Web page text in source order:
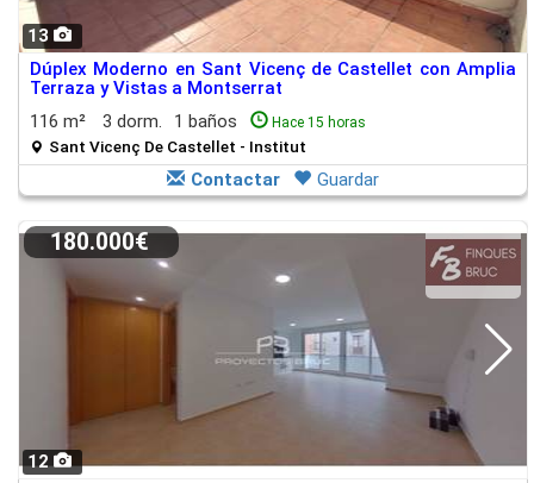
13
Dúplex Moderno en Sant Vicenç de Castellet con Amplia
Terraza y Vistas a Montserrat
116 m²
3 dorm. 1 baños Hace 15 horas
Sant Vicenç De Castellet - Institut
Contactar Guardar
12
180.000€